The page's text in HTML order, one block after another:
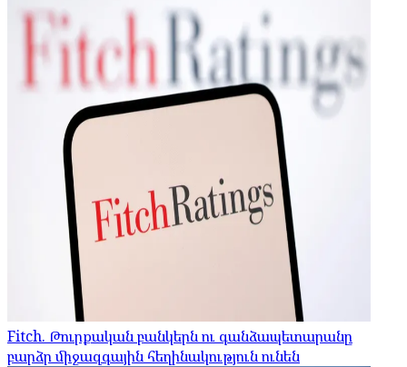
Fitch. Թուրքական բանկերն ու գանձապետարանը
բարձր միջազգային հեղինակություն ունեն